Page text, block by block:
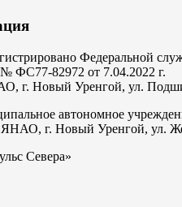
Федеральной
ФС77-82972 от 7.04.2022 г.
г. Новый Уренгой, ул.
автономное
г. Новый Уренгой, ул.
Севера»